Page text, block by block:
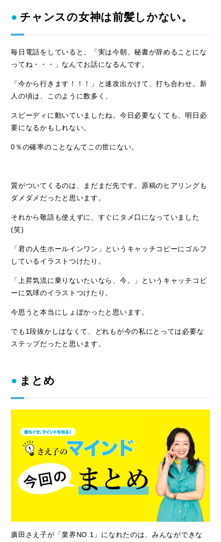
チャンスの女神は前髪しかない。
毎日電話をしていると、「実は今朝、秘書が辞めることにな
ってね・・・」なんてお話になるんです。
「今から行きます！！！」と速攻出かけて、打ち合わせ。新
人の頃は、このように数多く、
スピーディに動いていましたね。今日必要なくても、明日必
要になるかもしれない。
0％の確率のことなんてこの世にない。
質がついてくるのは、まだまだ先です。原稿のヒアリングも
ダメダメだったと思います。
それから敬語も使えずに、すぐにタメ口になっていました
(笑)
「君の人生ホールインワン」というキャッチコピーにゴルフ
しているイラストつけたり。
「上昇気流に乗りないたいなら、今。」というキャッチコピ
ーに気球のイラストつけたり。
今思うと本当にしょぼかったと思います。
でも1段抜かしはなくて、どれもが今の私にとっては必要な
ステップだったと思います。
まとめ
廣田さえ子が「業界NO.1」になれたのは、みんなができな